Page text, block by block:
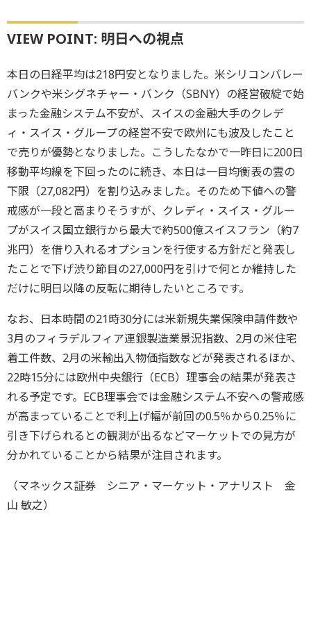
VIEW POINT: 明日への視点
本日の日経平均は218円安となりました。米シリコンバレー
バンクや米シグネチャー・バンク（SBNY）の経営破綻で始
まった金融システム不安が、スイスの金融大手のクレデ
ィ・スイス・グループの経営不安で欧州にも波及したこと
で売りが優勢となりました。こうしたなかで一昨日に200日
移動平均線を下回ったのに続き、本日は一目均衡表の雲の
下限（27,082円）を割り込みました。そのため下値への警
戒感が一段と高まりそうすが、クレディ・スイス・グルー
プがスイス国立銀行から最大で約500億スイスフラン（約7
兆円）を借り入れるオプションを行使する方針だと発表し
たことで下げ渋り節目の27,000円を引けで何とか維持した
だけに明日以降の反転に期待したいところです。
なお、日本時間の21時30分には米新規失業保険申請件数や
3月のフィラデルフィア連銀製造業景況指数、2月の米住宅
着工件数、2月の米輸出入物価指数などが発表されるほか、
22時15分には欧州中央銀行（ECB）理事会の結果が発表さ
れる予定です。ECB理事会では金融システム不安への警戒感
が高まっていることで利上げ幅が前回の0.5％から0.25％に
引き下げられるとの観測が出るなどマーケットでの見方が
分かれていることから結果が注目されます。
（マネックス証券 シニア・マーケット・アナリスト 金
山 敏之）